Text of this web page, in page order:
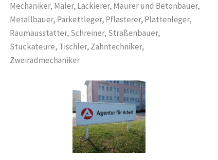
Mechaniker, Maler, Lackierer, Maurer und Betonbauer,
Metallbauer, Parkettleger, Pflasterer, Plattenleger,
Raumausstatter, Schreiner, Straßenbauer,
Stuckateure, Tischler, Zahntechniker,
Zweiradmechaniker